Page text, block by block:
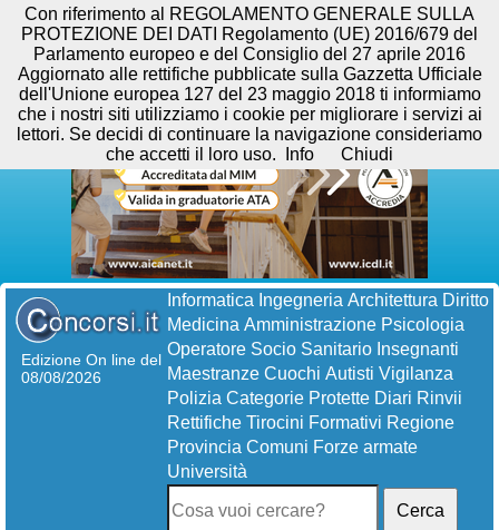
Edizione On line del
08/08/2026
Informatica Ingegneria Architettura Diritto
Medicina Amministrazione Psicologia
Operatore Socio Sanitario Insegnanti
Maestranze Cuochi Autisti Vigilanza
Polizia Categorie Protette Diari Rinvii
Rettifiche Tirocini Formativi Regione
Provincia Comuni Forze armate
Università
Cerca
Con riferimento al REGOLAMENTO GENERALE SULLA
PROTEZIONE DEI DATI Regolamento (UE) 2016/679 del
Parlamento europeo e del Consiglio del 27 aprile 2016
Aggiornato alle rettifiche pubblicate sulla Gazzetta Ufficiale
dell'Unione europea 127 del 23 maggio 2018 ti informiamo
che i nostri siti utilizziamo i cookie per migliorare i servizi ai
lettori. Se decidi di continuare la navigazione consideriamo
che accetti il loro uso.
Info Chiudi